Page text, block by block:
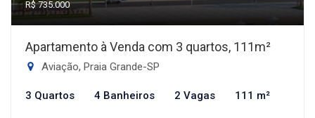
R$ 735.000
Apartamento à Venda com 3 quartos, 111m²
Aviação, Praia Grande-SP
3 Quartos 4 Banheiros 2 Vagas 111 m²